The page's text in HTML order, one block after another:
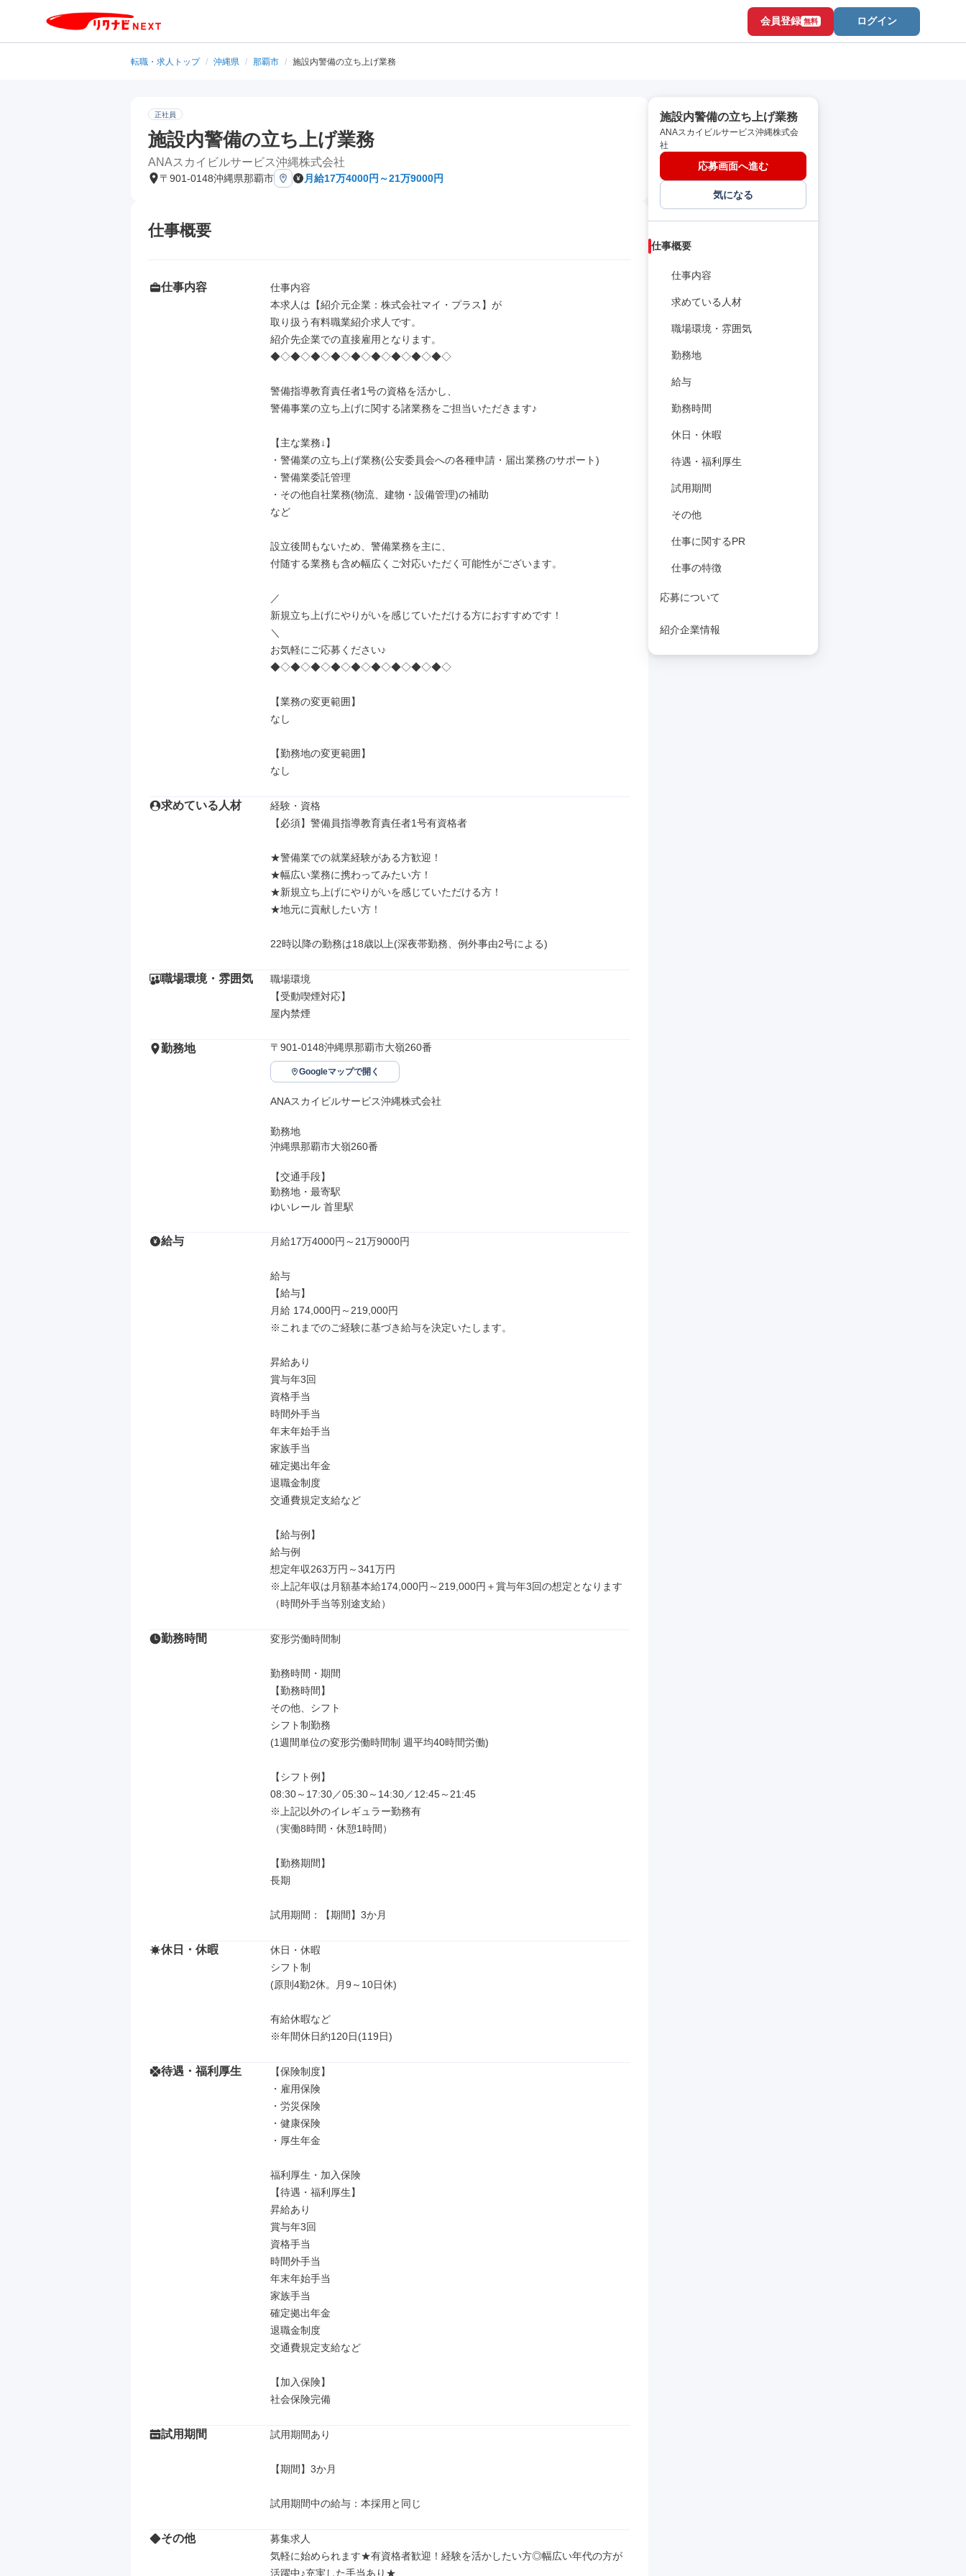
会員登録 無料 ログイン
転職・求人トップ / 沖縄県 / 那覇市 / 施設内警備の立ち上げ業務
正社員
施設内警備の立ち上げ業務
ANAスカイビルサービス沖縄株式会社
〒901-0148沖縄県那覇市 月給17万4000円～21万9000円
仕事概要
仕事内容
仕事内容
本求人は【紹介元企業：株式会社マイ・プラス】が
取り扱う有料職業紹介求人です。
紹介先企業での直接雇用となります。
◆◇◆◇◆◇◆◇◆◇◆◇◆◇◆◇◆◇
警備指導教育責任者1号の資格を活かし、
警備事業の立ち上げに関する諸業務をご担当いただきます♪
【主な業務↓】
・警備業の立ち上げ業務(公安委員会への各種申請・届出業務のサポート)
・警備業委託管理
・その他自社業務(物流、建物・設備管理)の補助
など
設立後間もないため、警備業務を主に、
付随する業務も含め幅広くご対応いただく可能性がございます。
／
新規立ち上げにやりがいを感じていただける方におすすめです！
＼
お気軽にご応募ください♪
◆◇◆◇◆◇◆◇◆◇◆◇◆◇◆◇◆◇
【業務の変更範囲】
なし
【勤務地の変更範囲】
なし
求めている人材
経験・資格
【必須】警備員指導教育責任者1号有資格者
★警備業での就業経験がある方歓迎！
★幅広い業務に携わってみたい方！
★新規立ち上げにやりがいを感じていただける方！
★地元に貢献したい方！
22時以降の勤務は18歳以上(深夜帯勤務、例外事由2号による)
職場環境・雰囲気
職場環境
【受動喫煙対応】
屋内禁煙
勤務地 〒901-0148沖縄県那覇市大嶺260番
Googleマップで開く
ANAスカイビルサービス沖縄株式会社
勤務地
沖縄県那覇市大嶺260番
【交通手段】
勤務地・最寄駅
ゆいレール 首里駅
給与 月給17万4000円～21万9000円
給与
【給与】
月給 174,000円～219,000円
※これまでのご経験に基づき給与を決定いたします。
昇給あり
賞与年3回
資格手当
時間外手当
年末年始手当
家族手当
確定拠出年金
退職金制度
交通費規定支給など
【給与例】
給与例
想定年収263万円～341万円
※上記年収は月額基本給174,000円～219,000円＋賞与年3回の想定となります
（時間外手当等別途支給）
勤務時間 変形労働時間制
勤務時間・期間
【勤務時間】
その他、シフト
シフト制勤務
(1週間単位の変形労働時間制 週平均40時間労働)
【シフト例】
08:30～17:30／05:30～14:30／12:45～21:45
※上記以外のイレギュラー勤務有
（実働8時間・休憩1時間）
【勤務期間】
長期
試用期間：【期間】3か月
休日・休暇
休日・休暇
シフト制
(原則4勤2休。月9～10日休)
有給休暇など
※年間休日約120日(119日)
待遇・福利厚生
【保険制度】
・雇用保険
・労災保険
・健康保険
・厚生年金
福利厚生・加入保険
【待遇・福利厚生】
昇給あり
賞与年3回
資格手当
時間外手当
年末年始手当
家族手当
確定拠出年金
退職金制度
交通費規定支給など
【加入保険】
社会保険完備
試用期間 試用期間あり
【期間】3か月
試用期間中の給与：本採用と同じ
その他
募集求人
気軽に始められます★有資格者歓迎！経験を活かしたい方◎幅広い年代の方が
活躍中♪充実した手当あり★
施設内警備の立ち上げ業務
ANAスカイビルサービス沖縄株式会
社
応募画面へ進む
気になる
仕事概要
仕事内容
求めている人材
職場環境・雰囲気
勤務地
給与
勤務時間
休日・休暇
待遇・福利厚生
試用期間
その他
仕事に関するPR
仕事の特徴
応募について
紹介企業情報